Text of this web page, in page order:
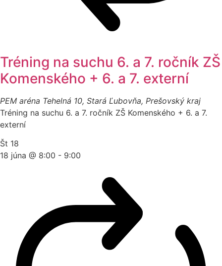
Tréning na suchu 6. a 7. ročník ZŠ
Komenského + 6. a 7. externí
PEM aréna Tehelná 10, Stará Ľubovňa, Prešovský kraj
Tréning na suchu 6. a 7. ročník ZŠ Komenského + 6. a 7.
externí
Št 18
18 júna @ 8:00 - 9:00